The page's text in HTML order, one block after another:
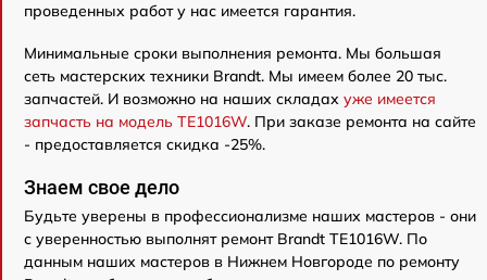
проведенных работ у нас имеется гарантия.
Минимальные сроки выполнения ремонта. Мы большая
сеть мастерских техники Brandt. Мы имеем более 20 тыс.
запчастей. И возможно на наших складах уже имеется
запчасть на модель TE1016W. При заказе ремонта на сайте
- предоставляется скидка -25%.
Знаем свое дело
Будьте уверены в профессионализме наших мастеров - они
с уверенностью выполнят ремонт Brandt TE1016W. По
данным наших мастеров в Нижнем Новгороде по ремонту